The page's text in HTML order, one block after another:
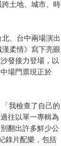
土地、城市、時
、台中兩場演出
柔情》寫下亮眼
發接力登場，以
場門票現正於
我檢查了自己的
往以單一專輯為
翻出許多鮮少公
錄片配樂，包括